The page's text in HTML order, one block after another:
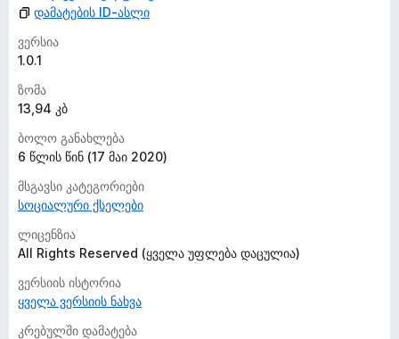
დამატების ID-ასლი
ვერსია
1.0.1
ზომა
13,94 კბ
ბოლო განახლება
6 წლის წინ (17 მაი 2020)
მსგავსი კატეგორიები
სოციალური ქსელები
ლიცენზია
All Rights Reserved (ყველა უფლება დაცულია)
ვერსიის ისტორია
ყველა ვერსიის ნახვა
კრებულში დამატება